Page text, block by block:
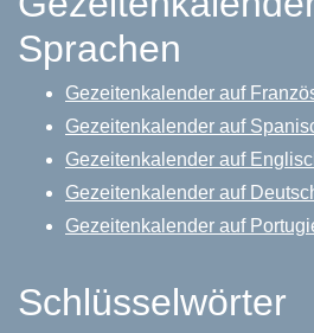
Sprachen
Gezeitenkalender auf
Gezeitenkalender auf
Gezeitenkalender auf
Gezeitenkalender auf
Gezeitenkalender auf
Schlüsselwörter